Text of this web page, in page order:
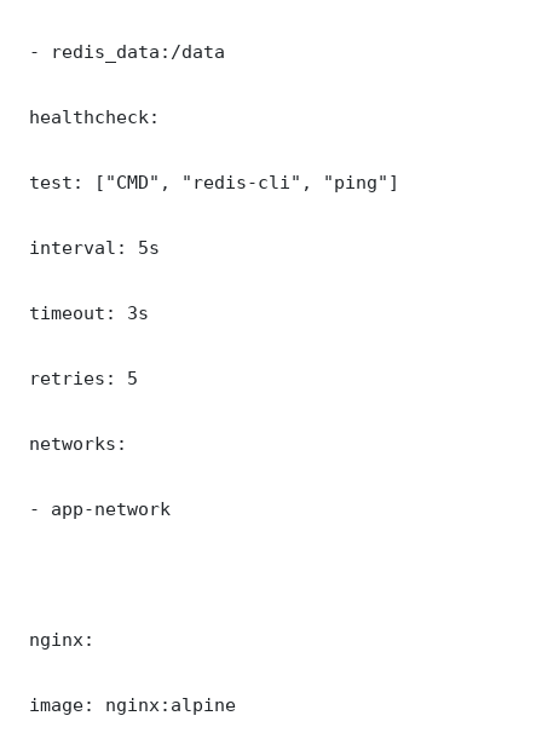
- redis_data:/data
healthcheck:
test: ["CMD", "redis-cli", "ping"]
interval: 5s
timeout: 3s
retries: 5
networks:
- app-network
nginx:
image: nginx:alpine